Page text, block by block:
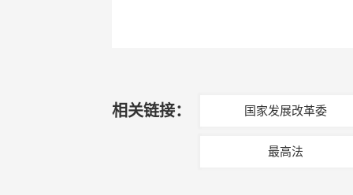
相关链接： 国家发展改革委
最高法